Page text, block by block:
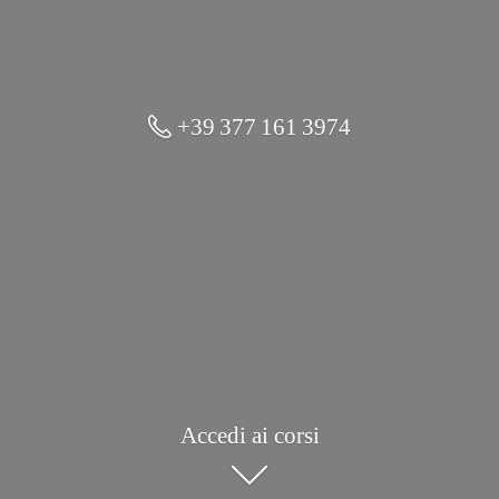
+39 377 161 3974
Accedi ai corsi